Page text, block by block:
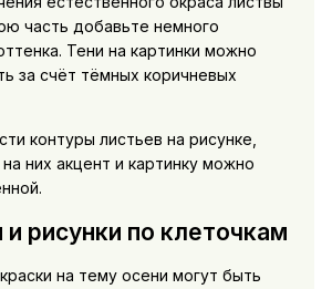
часть добавьте немного
Тени на картинки можно
за счёт тёмных коричневых
контуры листьев на рисунке,
них акцент и картинку можно
и рисунки по клеточкам
на тему осени могут быть